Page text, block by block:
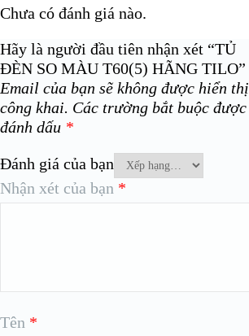
Chưa có đánh giá nào.
Hãy là người đầu tiên nhận xét “TỦ
ĐÈN SO MÀU T60(5) HÃNG TILO”
Email của bạn sẽ không được hiển thị
công khai. Các trường bắt buộc được
đánh dấu *
Đánh giá của bạn
Nhận xét của bạn *
Tên *